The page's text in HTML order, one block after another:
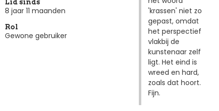
Lid sinds
8 jaar 11 maanden
Rol
Gewone gebruiker
'krassen' niet zo
gepast, omdat
het perspectief
vlakbij de
kunstenaar zelf
ligt. Het eind is
wreed en hard,
zoals dat hoort.
Fijn.